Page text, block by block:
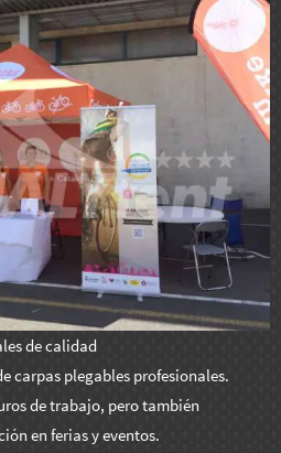
de calidad
carpas plegables profesionales.
de trabajo, pero también
en ferias y eventos.